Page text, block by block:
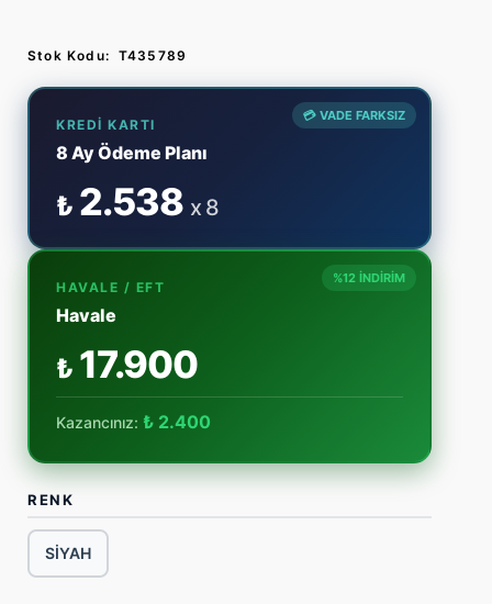
Stok Kodu: T435789
💳 VADE FARKSIZ
KREDI KARTI
8 Ay Ödeme Planı
₺ 2.538 x 8
%12 İNDİRİM
HAVALE / EFT
Havale
₺ 17.900
Kazancınız: ₺ 2.400
RENK
SİYAH